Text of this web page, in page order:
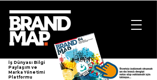
İş Dünyası Bilgi
Paylaşım ve
Marka Yönetimi
Platformu